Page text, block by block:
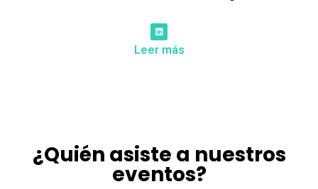
Leer más
¿Quién asiste a nuestros
eventos?